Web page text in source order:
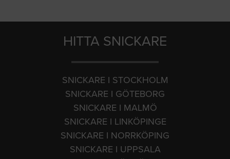
HITTA SNICKARE
SNICKARE I STOCKHOLM
SNICKARE I GÖTEBORG
SNICKARE I MALMÖ
SNICKARE I LINKÖPINGE
SNICKARE I NORRKÖPING
SNICKARE I UPPSALA